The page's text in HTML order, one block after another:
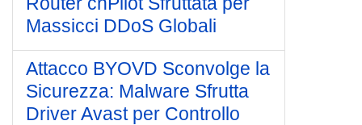
Massicci DDoS Globali
Attacco BYOVD Sconvolge la
Sicurezza: Malware Sfrutta
Driver Avast per Controllo